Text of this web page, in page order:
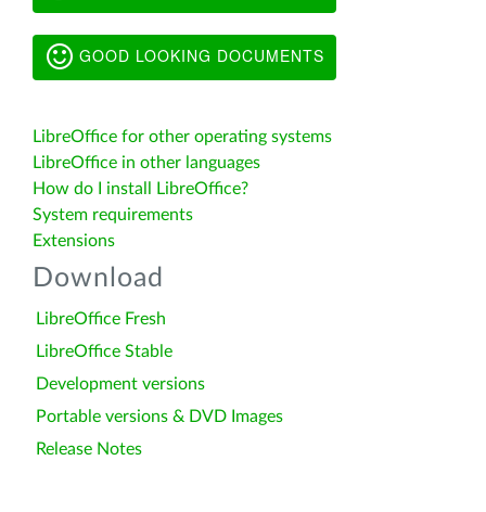
GOOD LOOKING DOCUMENTS
LibreOffice for other operating systems
LibreOffice in other languages
How do I install LibreOffice?
System requirements
Extensions
Download
LibreOffice Fresh
LibreOffice Stable
Development versions
Portable versions & DVD Images
Release Notes